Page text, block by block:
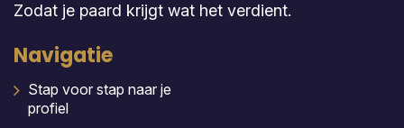
Zodat je paard krijgt wat het verdient.
Navigatie
Stap voor stap naar je
profiel